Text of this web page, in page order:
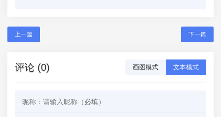
上一篇 下一篇
评论 (0) 画图模式 文本模式